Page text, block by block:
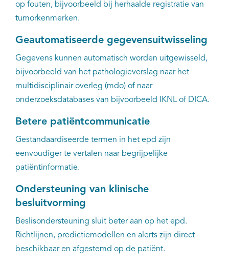
op fouten, bijvoorbeeld bij herhaalde registratie van
tumorkenmerken.
Geautomatiseerde gegevensuitwisseling
Gegevens kunnen automatisch worden uitgewisseld,
bijvoorbeeld van het pathologieverslag naar het
multidisciplinair overleg (mdo) of naar
onderzoeksdatabases van bijvoorbeeld IKNL of DICA.
Betere patiëntcommunicatie
Gestandaardiseerde termen in het epd zijn
eenvoudiger te vertalen naar begrijpelijke
patiëntinformatie.
Ondersteuning van klinische
besluitvorming
Beslisondersteuning sluit beter aan op het epd.
Richtlijnen, predictiemodellen en alerts zijn direct
beschikbaar en afgestemd op de patiënt.